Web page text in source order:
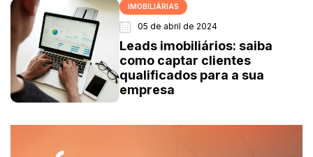
IMOBILIÁRIAS
05 de abril de 2024
Leads imobiliários: saiba
como captar clientes
qualificados para a sua
empresa